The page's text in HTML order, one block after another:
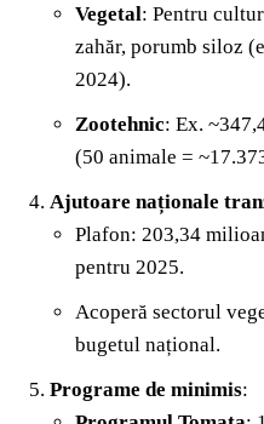
Vegetal: Pentru
zahăr, porumb siloz
2024).
Zootehnic: Ex.
(50 animale =
Ajutoare naționale
Plafon: 203,34
pentru 2025.
Acoperă sectorul
bugetul național.
Programe de minimis: